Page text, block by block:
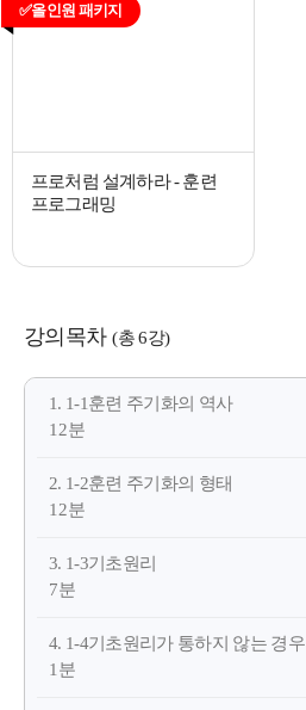
✅올인원 패키지
프로처럼 설계하라 - 훈련
프로그래밍
강의목차 (총 6강)
1. 1-1훈련 주기화의 역사
12분
2. 1-2훈련 주기화의 형태
12분
3. 1-3기초원리
7분
4. 1-4기초원리가 통하지 않는 경우
1분